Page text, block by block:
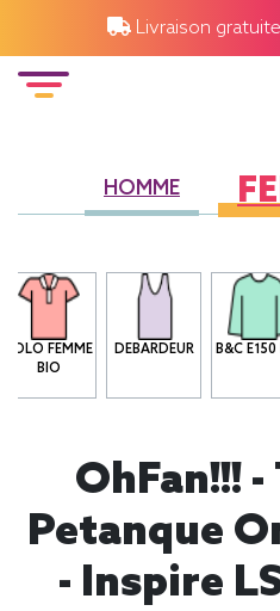
Livraison
HOMME
POLO FEMME
BIO
DEBARDEUR B&C E150
OhFan!!!
Petanque
- Inspire